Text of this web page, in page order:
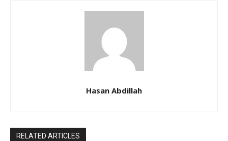
Hasan Abdillah
RELATED ARTICLES